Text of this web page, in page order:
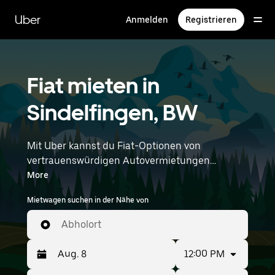
zum
Hauptinhalt
Uber Anmelden Registrieren
Fiat mieten in
Sindelfingen, BW
Mit Uber kannst du Fiat-Optionen von
vertrauenswürdigen Autovermietungen
durchstöbern. Finde den richtigen Leihwagen
von Fiat für Besorgungen, Roadtrips oder
tägliche Fahrten. Egal, ob du Preis, Größe oder
Stil priorisierst: Hier findest du Optionen, die
deinen Wünschen entsprechen. Gib deine Zeit-
und Standortangaben (z. B. Stuttgart Airport)
ein, um Fiat-Vermietungen in deiner Nähe zu
More
Mietwagen suchen in der Nähe von
Abholort
12:00 PM